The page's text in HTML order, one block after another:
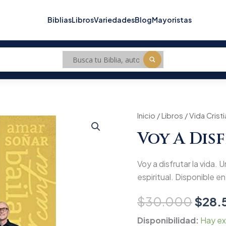
BibliasLibrosVariedadesBlogMayoristas
Inicio /Libros /Vida
Voy A
Voy a disfrutar la vida.
espiritual. Disponible
$30.000
price
was:
$
Disponibilidad: Hay
Voy
disfrutar
la
cantidad